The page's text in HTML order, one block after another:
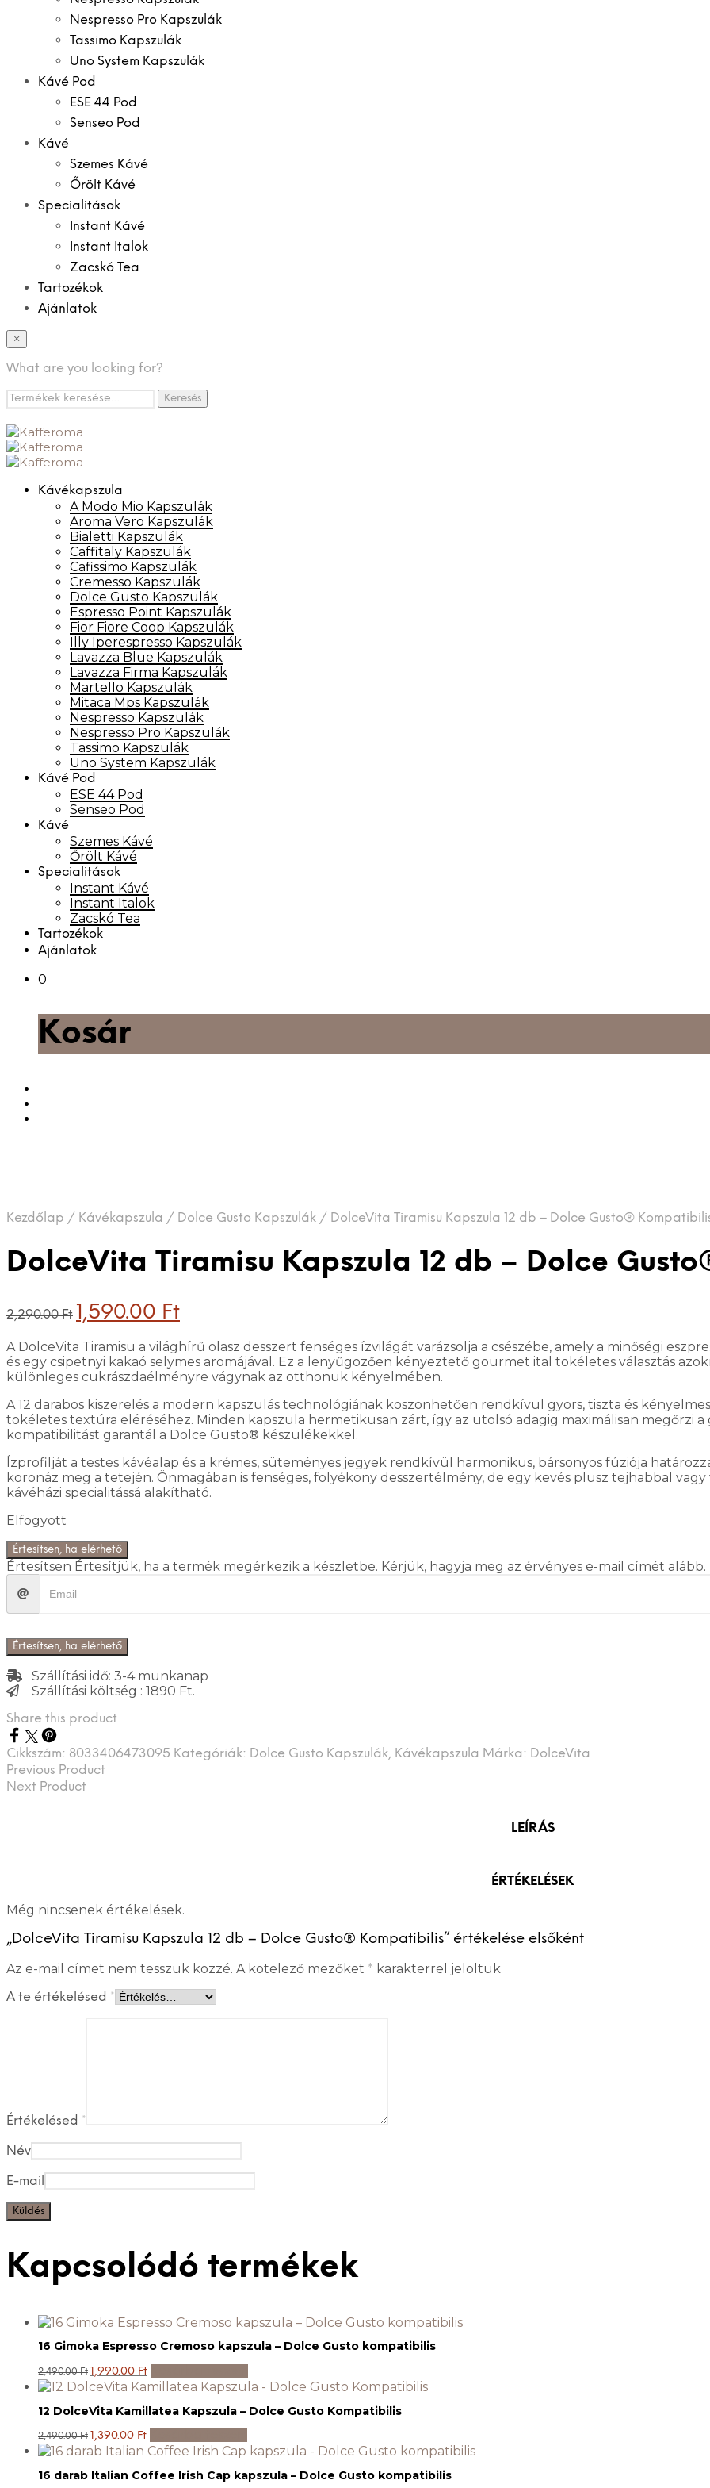
Nespresso Pro Kapszulák
Tassimo Kapszulák
Uno System Kapszulák
Kávé Pod
ESE 44 Pod
Senseo Pod
Kávé
Szemes Kávé
Őrölt Kávé
Specialitások
Instant Kávé
Instant Italok
Zacskó Tea
Tartozékok
Ajánlatok
×
What are you looking for?
Keresés
a
következőre:
Keresés
Kávékapszula
A Modo Mio Kapszulák
Aroma Vero Kapszulák
Bialetti Kapszulák
Caffitaly Kapszulák
Cafissimo Kapszulák
Cremesso Kapszulák
Dolce Gusto Kapszulák
Espresso Point Kapszulák
Fior Fiore Coop Kapszulák
Illy Iperespresso Kapszulák
Lavazza Blue Kapszulák
Lavazza Firma Kapszulák
Martello Kapszulák
Mitaca Mps Kapszulák
Nespresso Kapszulák
Nespresso Pro Kapszulák
Tassimo Kapszulák
Uno System Kapszulák
Kávé Pod
ESE 44 Pod
Senseo Pod
Kávé
Szemes Kávé
Őrölt Kávé
Specialitások
Instant Kávé
Instant Italok
Zacskó Tea
Tartozékok
Ajánlatok
0
Kosár
Kezdőlap / Kávékapszula / Dolce Gusto Kapszulák / DolceVita Tiramisu Kapszula 12 db – Dolce Gusto®
DolceVita Tiramisu Kapszula 12 db – Dolce
2,290.00Ft
Original
price
was:
2,290.00 Ft.
1,590.00 FtCurrent
price
is:
1,590.00 Ft.
A DolceVita Tiramisu a világhírű olasz desszert fenséges ízvilágát varázsolja a csészébe, amely a minőségi
és egy csipetnyi kakaó selymes aromájával. Ez a lenyűgözően kényeztető gourmet ital tökéletes választás
különleges cukrászdaélményre vágynak az otthonuk kényelmében.
A 12 darabos kiszerelés a modern kapszulás technológiának köszönhetően rendkívül gyors, tiszta és
tökéletes textúra eléréséhez. Minden kapszula hermetikusan zárt, így az utolsó adagig maximálisan megőrzi
kompatibilitást garantál a Dolce Gusto® készülékekkel.
Ízprofilját a testes kávéalap és a krémes, süteményes jegyek rendkívül harmonikus, bársonyos fúziója
koronáz meg a tetején. Önmagában is fenséges, folyékony desszertélmény, de egy kevés plusz tejhabbal
kávéházi specialitássá alakítható.
Elfogyott
Értesítsen, ha elérhető
Értesítsen Értesítjük, ha a termék megérkezik a készletbe. Kérjük, hagyja meg az érvényes e-mail címét alább.
Értesítsen, ha elérhető
Szállítási idő: 3-4 munkanap
Szállítási költség : 1890 Ft.
Share this product
Cikkszám: 8033406473095 Kategóriák: Dolce Gusto Kapszulák, Kávékapszula Márka: DolceVita
Previous Product
Next Product
LEÍRÁS
ÉRTÉKELÉSEK
Még nincsenek értékelések.
„DolceVita Tiramisu Kapszula 12 db – Dolce Gusto® Kompatibilis” értékelése elsőként
Az e-mail címet nem tesszük közzé. A kötelező mezőket * karakterrel jelöltük
A te értékelésed *
Értékelésed *
Név
E-mail
Kapcsolódó termékek
16 Gimoka Espresso Cremoso kapszula – Dolce Gusto kompatibilis
2,490.00Ft Original
price
was:
2,490.00 Ft.
1,990.00 FtCurrent
price
is:
12 DolceVita Kamillatea Kapszula – Dolce Gusto Kompatibilis
2,490.00Ft Original
price
was:
2,490.00 Ft.
1,390.00 FtCurrent
price
is:
1,390.00 Ft.
16 darab Italian Coffee Irish Cap kapszula – Dolce Gusto kompatibilis